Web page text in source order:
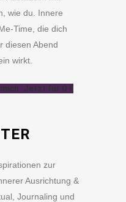
wie du. Innere
Time, die dich
diesen Abend
wirkt.
Jetzt für 0 €
zur
Ausrichtung &
Journaling und